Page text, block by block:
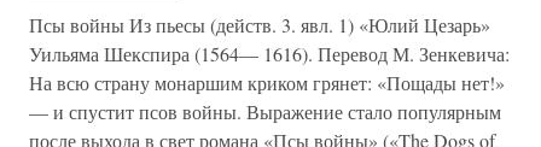
Псы войны Из пьесы (действ. 3. явл. 1) «Юлий Цезарь»
Уильяма Шекспира (1564— 1616). Перевод М. Зенкевича:
На всю страну монаршим криком грянет: «Пощады нет!»
— и спустит псов войны. Выражение стало популярным
после выхода в свет романа «Псы войны» («The Dogs of